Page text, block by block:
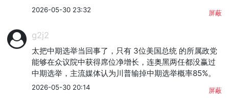
2026-05-30 23:32 屏蔽
g2j2
太把中期选举当回事了，只有 3位美国总统 的所属政党
能够在众议院中获得席位净增长，连奥黑两任都没赢过
中期选举，主流媒体认为川普输掉中期选举概率85%。
2026-05-30 20:14 屏蔽